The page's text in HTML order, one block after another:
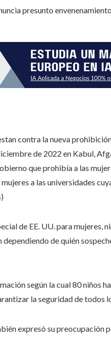
contra la nueva
de 2022 en Kabul,
que prohibía a las
a las universidades
de EE. UU. para mujeres,
de quién
según la cual 80 niños
la seguridad de todos
expresó su preocupación